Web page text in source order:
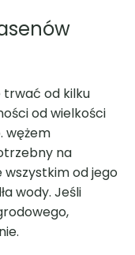
trwać od kilku
od wielkości
wężem
na
wszystkim od jego
wody. Jeśli